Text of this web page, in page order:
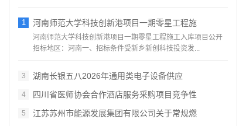
1 河南师范大学科技创新港项目一期零星工程施
河南师范大学科技创新港项目一期零星工程施工入库项目公开
招标地区：河南一、招标条件受新乡新创科技投资发...
3 湖南长银五八2026年通用类电子设备供应
4 四川省医师协会合作酒店服务采购项目竞争性
5 江苏苏州市能源发展集团有限公司关于常规燃